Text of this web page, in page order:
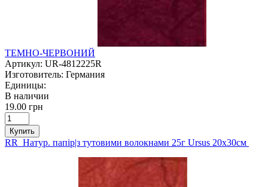
ТЕМНО-ЧЕРВОНИЙ
Артикул: UR-4812225R
Изготовитель: Германия
Единицы:
В наличии
19.00 грн
Купить
RR Натур. папір|з тутовими волокнами 25г Ursus 20х30см